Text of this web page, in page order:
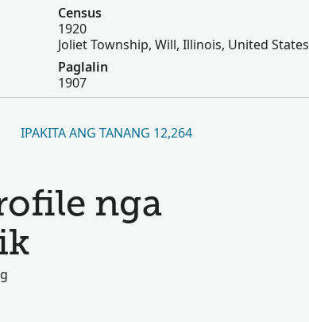
Census
1920
Joliet Township, Will, Illinois, United States
Paglalin
1907
IPAKITA ANG TANANG 12,264
nga